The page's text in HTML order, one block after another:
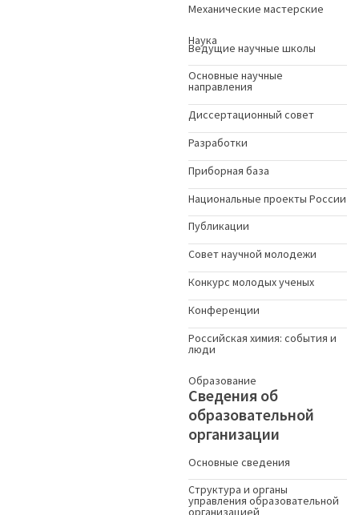
Механические мастерские
Наука
Ведущие научные школы
Основные научные
направления
Диссертационный совет
Разработки
Приборная база
Национальные проекты России
Публикации
Совет научной молодежи
Конкурс молодых ученыx
Конференции
Российская химия: события и
люди
Образование
Сведения об
образовательной
организации
Основные сведения
Структура и органы
управления образовательной